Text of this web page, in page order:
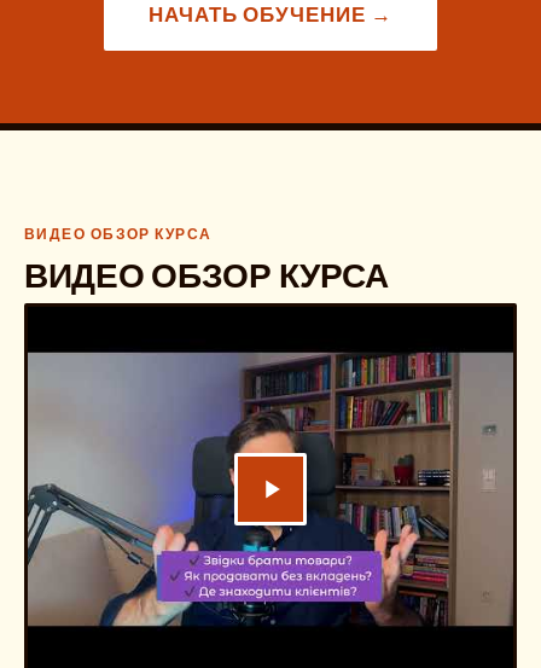
НАЧАТЬ ОБУЧЕНИЕ →
ВИДЕО ОБЗОР КУРСА
ВИДЕО ОБЗОР КУРСА